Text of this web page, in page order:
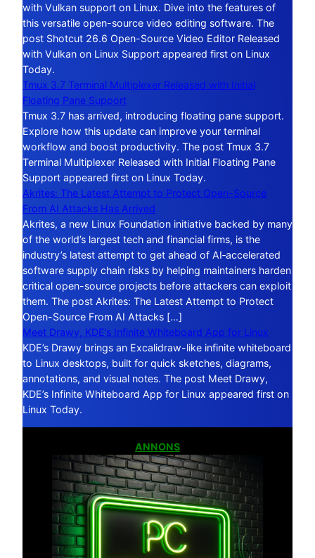
with Vulkan support on Linux. Dive into the features of
this versatile open-source video editing software. The
post Shotcut 26.6 Open-Source Video Editor Released
with Vulkan on Linux Support appeared first on Linux
Today.
Tmux 3.7 Terminal Multiplexer Released with Initial
Floating Pane Support
Tmux 3.7 has arrived, introducing floating pane support.
Explore how this update can improve your terminal
workflow and boost productivity. The post Tmux 3.7
Terminal Multiplexer Released with Initial Floating Pane
Support appeared first on Linux Today.
Akrites: The Latest Attempt to Protect Open-Source
From AI Attacks Has Arrived
Akrites, a new Linux Foundation initiative backed by many
of the world’s largest tech and financial firms, is the
industry’s latest attempt to get ahead of AI‑accelerated
software supply chain risks by helping maintainers harden
critical open-source projects before attackers can exploit
them. The post Akrites: The Latest Attempt to Protect
Open-Source From AI Attacks […]
Meet Drawy, KDE’s Infinite Whiteboard App for Linux
KDE’s Drawy brings an Excalidraw-like infinite whiteboard
to Linux desktops, built for quick sketches, diagrams,
annotations, and visual notes. The post Meet Drawy,
KDE’s Infinite Whiteboard App for Linux appeared first on
Linux Today.
ANNONS